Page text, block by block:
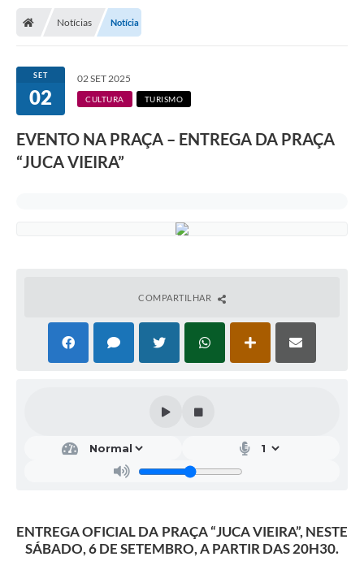
Notícias Notícia
SET
02
02 SET 2025
CULTURA TURISMO
EVENTO NA PRAÇA – ENTREGA DA PRAÇA
“JUCA VIEIRA”
COMPARTILHAR
ENTREGA OFICIAL DA PRAÇA “JUCA VIEIRA”, NESTE
SÁBADO, 6 DE SETEMBRO, A PARTIR DAS 20H30.